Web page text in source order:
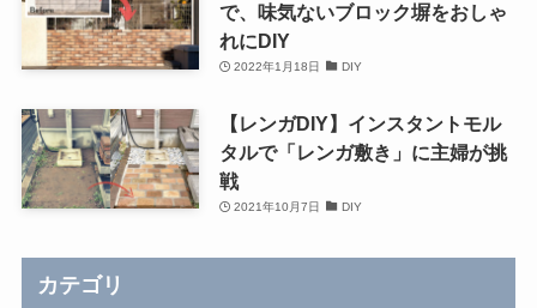
で、味気ないブロック塀をおしゃ
れにDIY
2022年1月18日 DIY
【レンガDIY】インスタントモル
タルで「レンガ敷き」に主婦が挑
戦
2021年10月7日 DIY
カテゴリ